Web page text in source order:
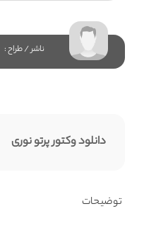
ناشر / طراح :
دانلود وکتور پرتو نوری
توضیحات